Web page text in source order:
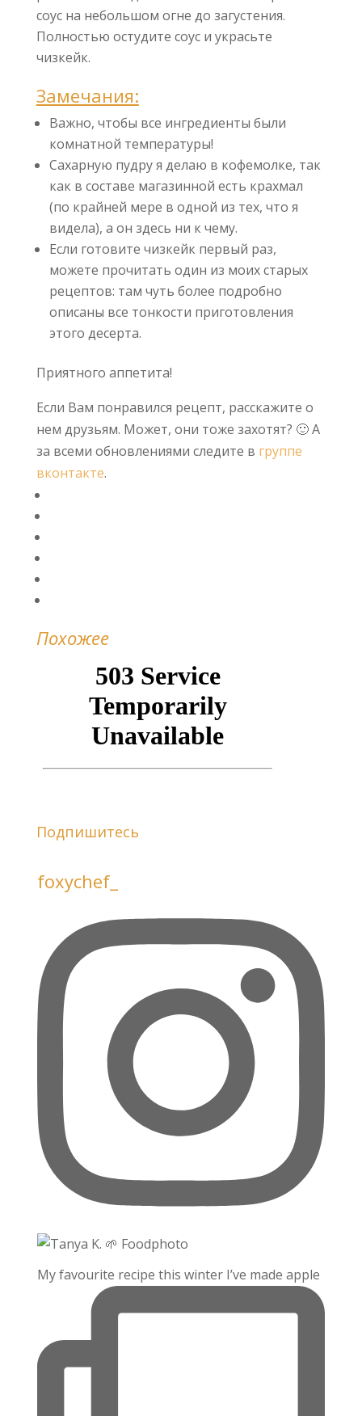
соус на небольшом огне до загустения.
Полностью остудите соус и украсьте
чизкейк.
Замечания:
Важно, чтобы все ингредиенты были
комнатной температуры!
Сахарную пудру я делаю в кофемолке, так
как в составе магазинной есть крахмал
(по крайней мере в одной из тех, что я
видела), а он здесь ни к чему.
Если готовите чизкейк первый раз,
можете прочитать один из моих старых
рецептов: там чуть более подробно
описаны все тонкости приготовления
этого десерта.
Приятного аппетита!
Если Вам понравился рецепт, расскажите о
нем друзьям. Может, они тоже захотят? 🙂 А
за всеми обновлениями следите в группе
вконтакте.
Похожее
Подпишитесь
foxychef_
My favourite recipe this winter I’ve made apple